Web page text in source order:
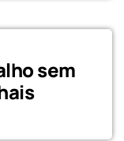
sem